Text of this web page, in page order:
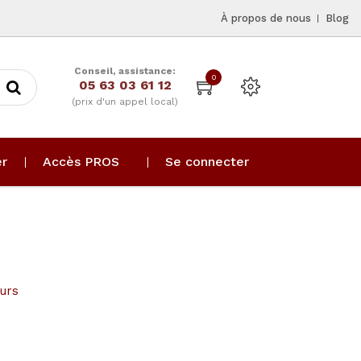
À propos de nous Blog
Conseil, assistance:
05 63 03 61 12
(prix d'un appel local)
0
Accès PROS Se connecter